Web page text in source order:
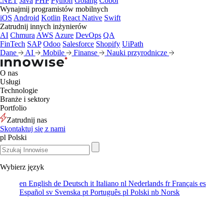
Wynajmij programistów mobilnych
iOS Android Kotlin React Native Swift
Zatrudnij innych inżynierów
AI Chmura AWS Azure DevOps QA
FinTech SAP Odoo Salesforce Shopify UiPath
Dane
AI Mobile Finanse Nauki przyrodnicze
O nas
Usługi
Technologie
Branże i sektory
Portfolio
Zatrudnij nas
Skontaktuj się z nami
pl Polski
Wybierz język
en English de Deutsch it Italiano nl Nederlands frFrançais es
Español sv Svenska pt Português pl Polski nb Norsk